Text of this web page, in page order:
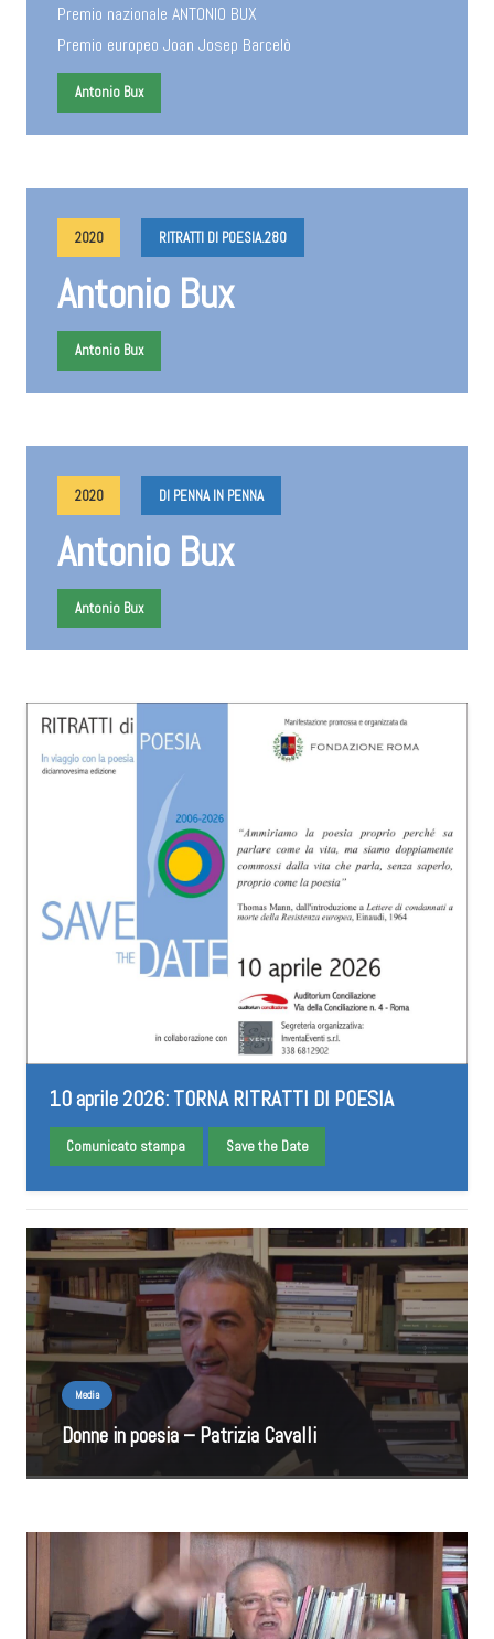
Premio nazionale ANTONIO BUX
Premio europeo Joan Josep Barcelò
Antonio Bux
2020 RITRATTI DI POESIA.280
Antonio Bux
Antonio Bux
2020 DI PENNA IN PENNA
Antonio Bux
Antonio Bux
10 aprile 2026: TORNA RITRATTI DI POESIA
Comunicato stampa Save the Date
Media
Donne in poesia – Patrizia Cavalli